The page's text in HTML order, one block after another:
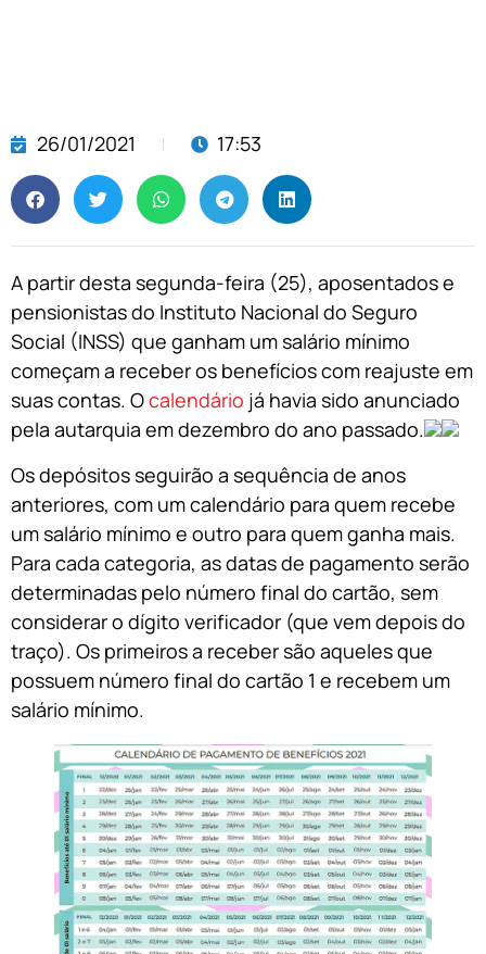
26/01/2021 17:53
A partir desta segunda-feira (25), aposentados e
pensionistas do Instituto Nacional do Seguro
Social (INSS) que ganham um salário mínimo
começam a receber os benefícios com reajuste em
suas contas. Ocalendário já havia sido anunciado
pela autarquia em dezembro do ano passado.
Os depósitos seguirão a sequência de anos
anteriores, com um calendário para quem recebe
um salário mínimo e outro para quem ganha mais.
Para cada categoria, as datas de pagamento serão
determinadas pelo número final do cartão, sem
considerar o dígito verificador (que vem depois do
traço). Os primeiros a receber são aqueles que
possuem número final do cartão 1 e recebem um
salário mínimo.